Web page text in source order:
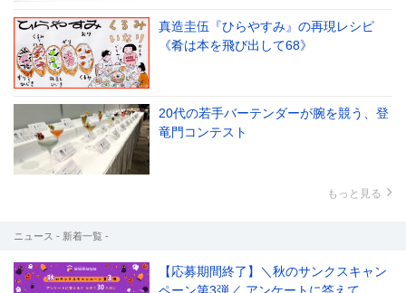
真造圭伍『ひらやすみ』の再現レシピ
《肴は本を飛び出して68》
20代の若手バーテンダーが腕を競う、登
竜門コンテスト
もっと見る
ニュース - 新着一覧 -
【応募期間終了】＼秋のサンクスキャン